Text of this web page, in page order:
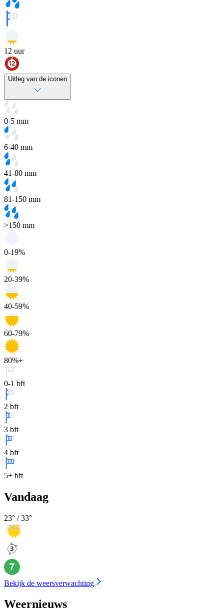
12 uur
Uitleg van de iconen
0-5 mm
6-40 mm
41-80 mm
81-150 mm
>150 mm
0-19%
20-39%
40-59%
60-79%
80%+
0-1 bft
2 bft
3 bft
4 bft
5+ bft
Vandaag
23° /33°
Bekijk de weersverwachting
Weernieuws